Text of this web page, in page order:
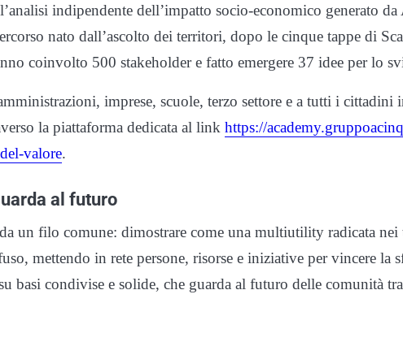
indipendente dell’impatto socio-economico generato
nato dall’ascolto dei territori, dopo le cinque tappe di
coinvolto 500 stakeholder e fatto emergere 37 idee per lo
imprese, scuole, terzo settore e a tutti i cittadini
la piattaforma dedicata al link https://
valore.
al futuro
un filo comune: dimostrare come una multiutility radicata nei
mettendo in rete persone, risorse e iniziative per vincere la
basi condivise e solide, che guarda al futuro delle comunità